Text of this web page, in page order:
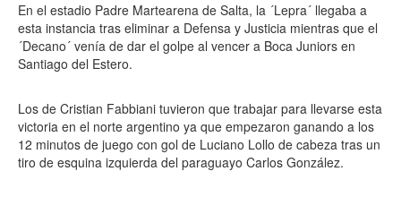
En el estadio Padre Martearena de Salta, la ´Lepra´ llegaba a
esta instancia tras eliminar a Defensa y Justicia mientras que el
´Decano´ venía de dar el golpe al vencer a Boca Juniors en
Santiago del Estero.
Los de Cristian Fabbiani tuvieron que trabajar para llevarse esta
victoria en el norte argentino ya que empezaron ganando a los
12 minutos de juego con gol de Luciano Lollo de cabeza tras un
tiro de esquina izquierda del paraguayo Carlos González.